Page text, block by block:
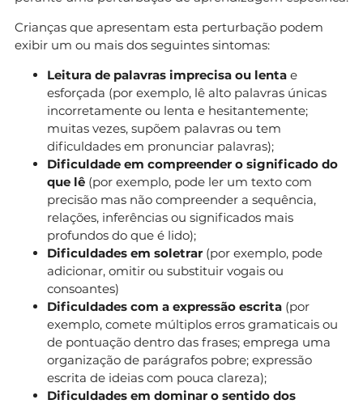
Crianças que apresentam esta perturbação podem
exibir um ou mais dos seguintes sintomas:
Leitura de palavras imprecisa ou lenta e
esforçada (por exemplo, lê alto palavras únicas
incorretamente ou lenta e hesitantemente;
muitas vezes, supõem palavras ou tem
dificuldades em pronunciar palavras);
Dificuldade em compreender o significado do
que lê (por exemplo, pode ler um texto com
precisão mas não compreender a sequência,
relações, inferências ou significados mais
profundos do que é lido);
Dificuldades em soletrar (por exemplo, pode
adicionar, omitir ou substituir vogais ou
consoantes)
Dificuldades com a expressão escrita (por
exemplo, comete múltiplos erros gramaticais ou
de pontuação dentro das frases; emprega uma
organização de parágrafos pobre; expressão
escrita de ideias com pouca clareza);
Dificuldades em dominar o sentido dos